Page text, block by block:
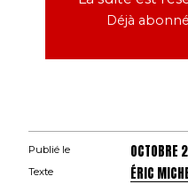
Déjà
Publié le OCTOBRE
Texte ÉRIC